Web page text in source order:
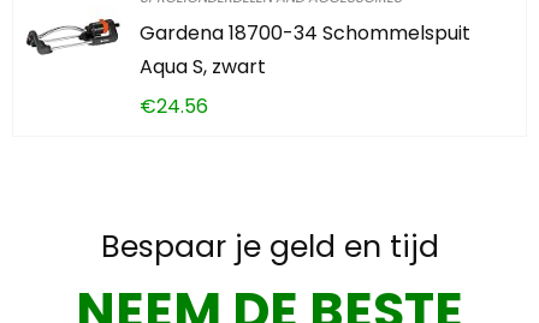
Gardena 18700-34 Schommelspuit
Aqua S, zwart
€24.56
Bespaar je geld en tijd